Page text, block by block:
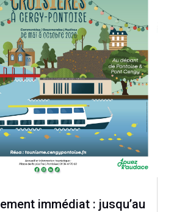
immédiat : jusqu’au